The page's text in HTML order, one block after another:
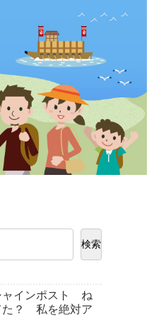
検索
ャインポスト ね
た？ 私を絶対ア